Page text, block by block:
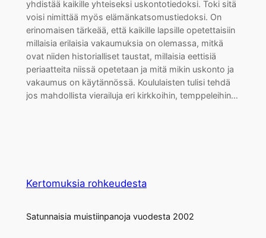
yhdistää kaikille yhteiseksi uskontotiedoksi. Toki sitä
voisi nimittää myös elämänkatsomustiedoksi. On
erinomaisen tärkeää, että kaikille lapsille opetettaisiin
millaisia erilaisia vakaumuksia on olemassa, mitkä
ovat niiden historialliset taustat, millaisia eettisiä
periaatteita niissä opetetaan ja mitä mikin uskonto ja
vakaumus on käytännössä. Koululaisten tulisi tehdä
jos mahdollista vierailuja eri kirkkoihin, temppeleihin…
Kertomuksia rohkeudesta
Satunnaisia muistiinpanoja vuodesta 2002